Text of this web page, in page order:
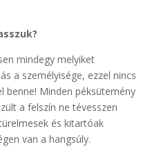
mindegy melyiket
a személyisége, ezzel nincs
benne! Minden péksütemény
a felszín ne tévesszen
és kitartóak
van a hangsúly.